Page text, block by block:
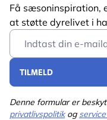
Få sæsoninspiration,
at støtte dyrelivet i
Email Address
TILMELD
Denne formular er
privatlivspolitikog